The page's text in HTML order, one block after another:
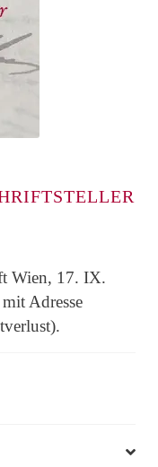
Wien, 17. IX.
Adresse